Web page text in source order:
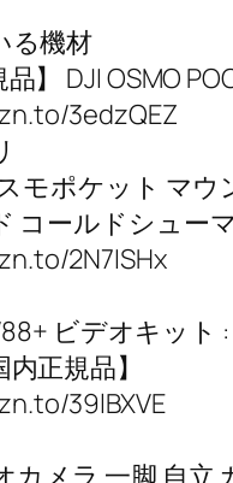
る機材
品】 DJI OSMO
3edzQEZ
モポケット マ
コールドシュー
2N7ISHx
ビデオキッ
正規品】
39lBXVE